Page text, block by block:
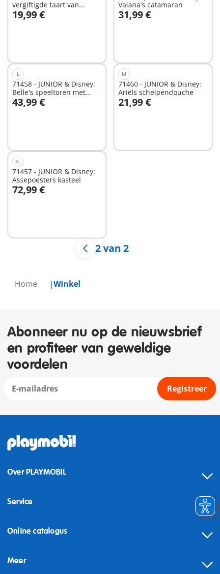
Home Winkel
vergiftigde taart van
Plurkis
19,99 €
Vaiana's catamaran
31,99 €
In winkelwagen
L
71458 - JUNIOR & Disney:
Belle's speeltoren met
melodie
43,99 €
In winkelwagen
M
71460 - JUNIOR & Disney:
Ariëls schelpendouche
21,99 €
In winkelwagen
XL
71457 - JUNIOR & Disney:
Assepoesters kasteel
72,99 €
In winkelwagen
2 van 2
Abonneer nu op de nieuwsbrief
en profiteer van geweldige
voordelen
Registreer
Over PLAYMOBIL
Service
Online catalogus
Meer